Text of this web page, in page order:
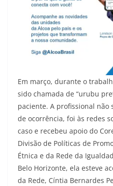
Em março, durante o
sido chamada de “urubu
paciente. A profissional
de ocorrência, foi às redes
caso e recebeu apoio do
Divisão de Políticas de
Étnica e da Rede da
Belo Horizonte, ela esteve
da Rede, Cíntia Bernardes